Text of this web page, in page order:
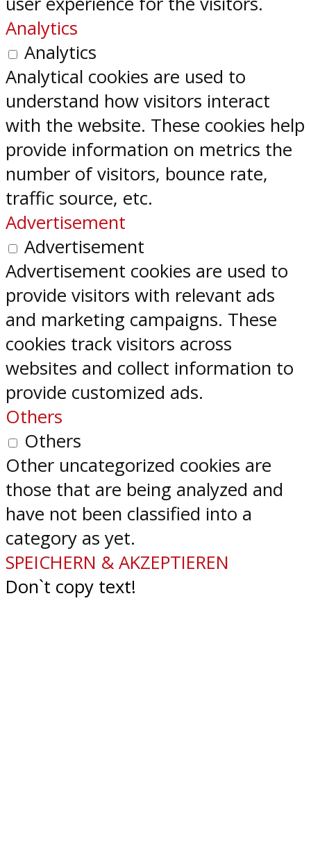
Analytics
Analytics
Analytical cookies are used to
understand how visitors interact
with the website. These cookies help
provide information on metrics the
number of visitors, bounce rate,
traffic source, etc.
Advertisement
Advertisement
Advertisement cookies are used to
provide visitors with relevant ads
and marketing campaigns. These
cookies track visitors across
websites and collect information to
provide customized ads.
Others
Others
Other uncategorized cookies are
those that are being analyzed and
have not been classified into a
category as yet.
SPEICHERN & AKZEPTIEREN
Don`t copy text!